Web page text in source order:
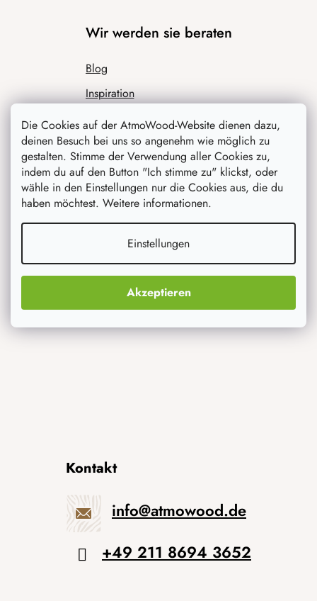
Die Cookies auf der AtmoWood-Website dienen dazu,
deinen Besuch bei uns so angenehm wie möglich zu
gestalten. Stimme der Verwendung aller Cookies zu,
indem du auf den Button "Ich stimme zu" klickst, oder
wähle in den Einstellungen nur die Cookies aus, die du
haben möchtest. Weitere informationen.
Einstellungen
Akzeptieren
Wir werden sie beraten
Blog
Inspiration
Was interessiert dich am meisten
Neuheiten
Originelle Geschenke
Kontakt
info@atmowood.de
+49 211 8694 3652